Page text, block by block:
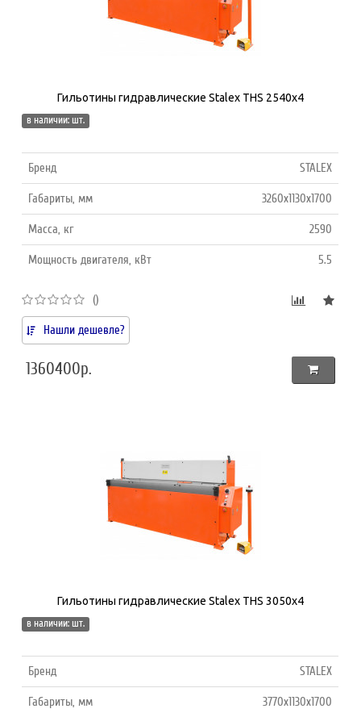
Гильотины гидравлические Stalex THS 2540х4
в наличии: шт.
Бренд STALEX
Габариты, мм 3260x1130x1700
Масса, кг 2590
Мощность двигателя, кВт 5.5
()
Нашли дешевле?
1360400р.
Гильотины гидравлические Stalex THS 3050х4
в наличии: шт.
Бренд STALEX
Габариты, мм 3770x1130x1700